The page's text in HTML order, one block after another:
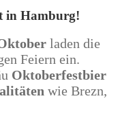
in Hamburg!
laden die
Feiern ein.
Oktoberfestbier
wie Brezn,